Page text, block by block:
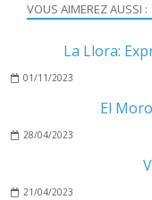
VOUS AIMEREZ AUSSI :
La Llora:
01/11/2023
El
28/04/2023
21/04/2023